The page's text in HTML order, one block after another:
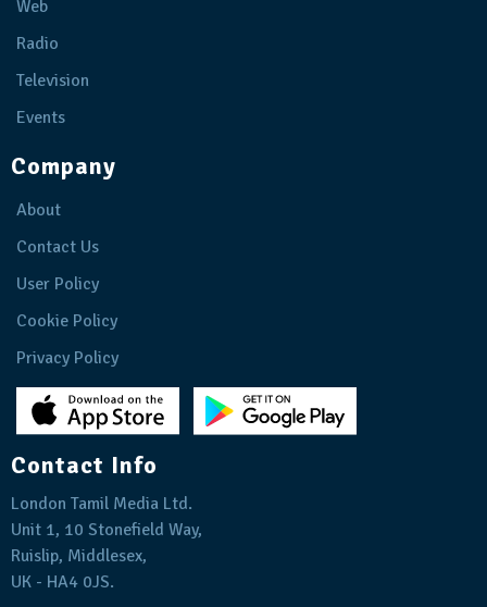
Web
Radio
Television
Events
Company
About
Contact Us
User Policy
Cookie Policy
Privacy Policy
Contact Info
London Tamil Media Ltd.
Unit 1, 10 Stonefield Way,
Ruislip, Middlesex,
UK - HA4 0JS.